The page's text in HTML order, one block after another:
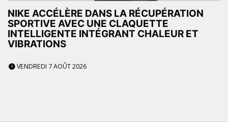
NIKE ACCÉLÈRE DANS LA RÉCUPÉRATION
SPORTIVE AVEC UNE CLAQUETTE
INTELLIGENTE INTÉGRANT CHALEUR ET
VIBRATIONS
VENDREDI 7 AOÛT 2026